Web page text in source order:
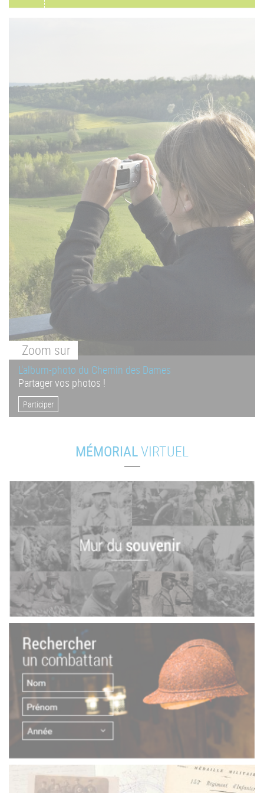
Zoom sur
L'album-photo du Chemin des Dames
Partager vos photos !
Participer
MÉMORIALVIRTUEL